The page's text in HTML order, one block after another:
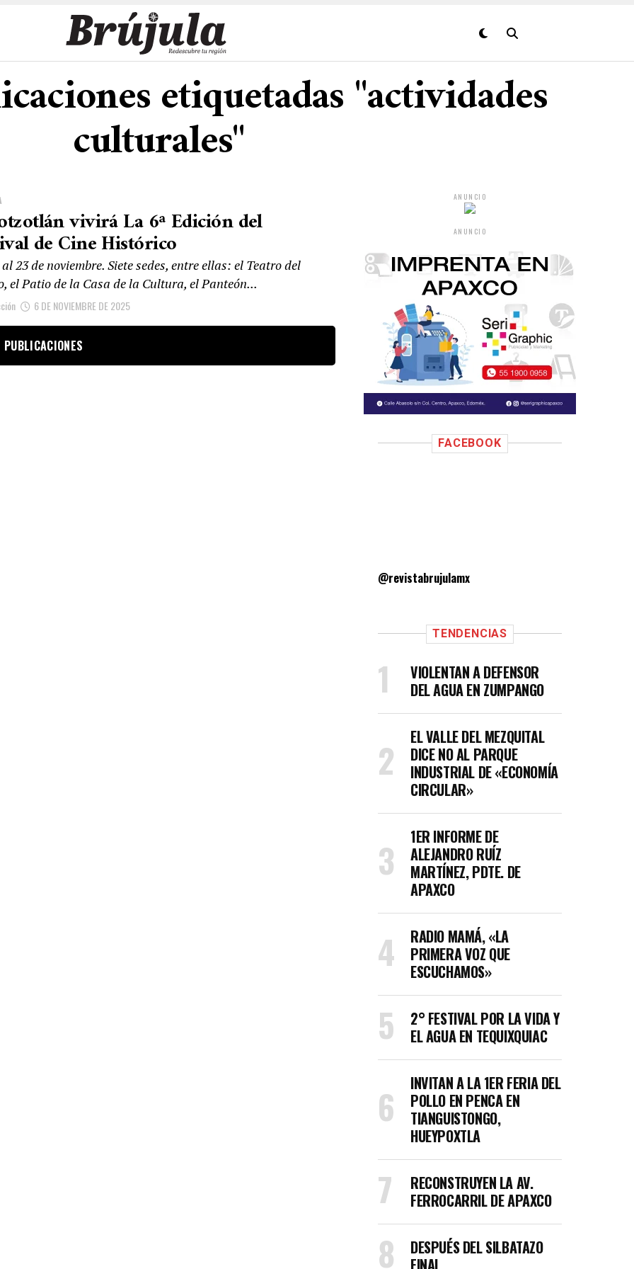
etiquetadas "actividades
culturales"
vivirá La 6ª Edición del
de Cine Histórico
23 de noviembre. Siete sedes, entre ellas: el Teatro del
el Patio de la Casa de la Cultura, el Panteón...
6 DE NOVIEMBRE DE 2025
ANUNCIO
ANUNCIO
FACEBOOK
@revistabrujulamx
TENDENCIAS
VIOLENTAN A DEFENSOR
DEL AGUA EN ZUMPANGO
EL VALLE DEL MEZQUITAL
DICE NO AL PARQUE
INDUSTRIAL DE «ECONOMÍA
CIRCULAR»
1ER INFORME DE
ALEJANDRO RUÍZ
MARTÍNEZ, PDTE. DE
APAXCO
RADIO MAMÁ, «LA
PRIMERA VOZ QUE
ESCUCHAMOS»
2° FESTIVAL POR LA VIDA Y
EL AGUA EN TEQUIXQUIAC
INVITAN A LA 1ER FERIA DEL
POLLO EN PENCA EN
TIANGUISTONGO,
HUEYPOXTLA
RECONSTRUYEN LA AV.
FERROCARRIL DE APAXCO
DESPUÉS DEL SILBATAZO
FINAL